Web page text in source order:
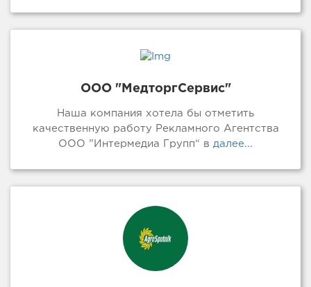
ООО "МедторгСервис"
Наша компания хотела бы отметить
качественную работу Рекламного Агентства
ООО ”Интермедиа Групп“ в далее...